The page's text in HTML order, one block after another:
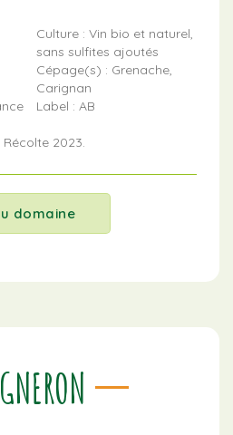
Culture : Vin bio et naturel,
sans sulfites ajoutés
Cépage(s) : Grenache,
Carignan
Label : AB
Récolte 2023.
domaine